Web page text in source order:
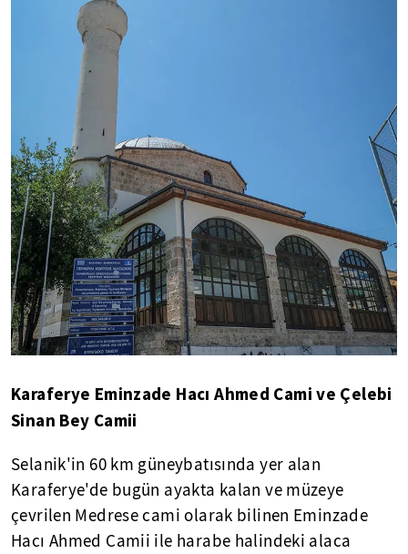
Karaferye Eminzade Hacı Ahmed Cami ve Çelebi
Sinan Bey Camii
Selanik'in 60 km güneybatısında yer alan
Karaferye'de bugün ayakta kalan ve müzeye
çevrilen Medrese cami olarak bilinen Eminzade
Hacı Ahmed Camii ile harabe halindeki alaca